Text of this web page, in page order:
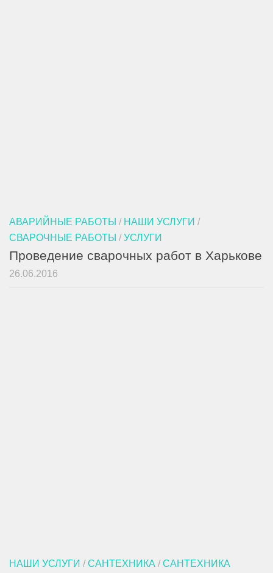
АВАРИЙНЫЕ РАБОТЫ / НАШИ УСЛУГИ /
СВАРОЧНЫЕ РАБОТЫ / УСЛУГИ
Проведение сварочных работ в Харькове
26.06.2016
НАШИ УСЛУГИ / САНТЕХНИКА / САНТЕХНИКА